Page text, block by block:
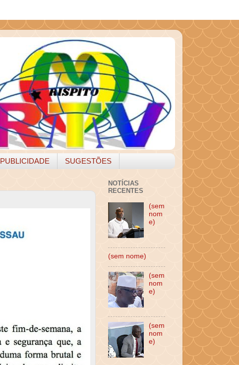
PUBLICIDADE SUGESTÕES
NOTÍCIAS
RECENTES
(sem
nom
e)
(sem nome)
(sem
nom
e)
(sem
nom
e)